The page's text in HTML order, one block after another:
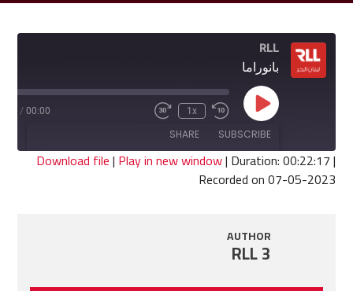
RLL
بانوراما
Play
Episode
Rewind
10
Seconds
1x
Fast
seconds
00:00
/
SUBSCRIBE
SHARE
SHARE
Download file| Play in new window| Duration: 00:22:17|
Recorded on 07-05-2023
AUTHOR
RLL 3